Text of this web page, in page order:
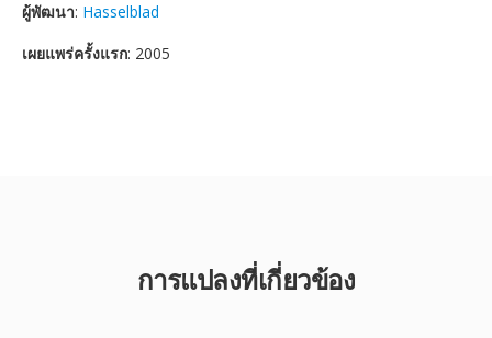
ผู้พัฒนา: Hasselblad
เผยแพร่ครั้งแรก: 2005
การแปลงที่เกี่ยวข้อง